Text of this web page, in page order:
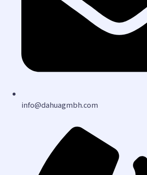
info@dahuagmbh.com